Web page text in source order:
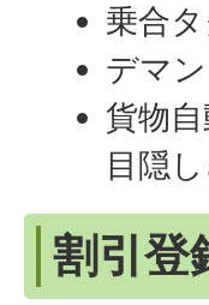
乗合
デマ
貨物
目隠
割引登